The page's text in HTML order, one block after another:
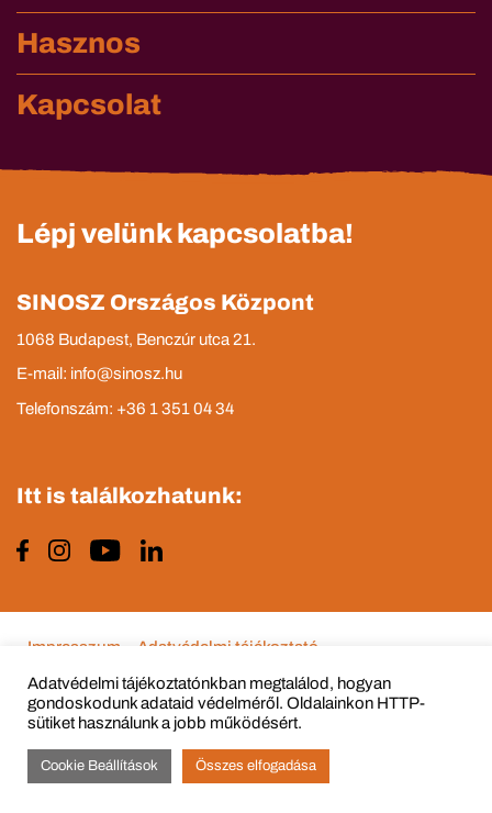
Hasznos
Kapcsolat
Lépj velünk kapcsolatba!
SINOSZ Országos Központ
1068 Budapest, Benczúr utca 21.
E-mail: info@sinosz.hu
Telefonszám: +36 1 351 04 34
Itt is találkozhatunk:
© Copyright 2015 - 2022 All Rights Reserved
Impresszum Adatvédelmi tájékoztató
Adatvédelmi tájékoztatónkban megtalálod, hogyan
gondoskodunk adataid védelméről. Oldalainkon HTTP-
sütiket használunk a jobb működésért.
Cookie Beállítások Összes elfogadása